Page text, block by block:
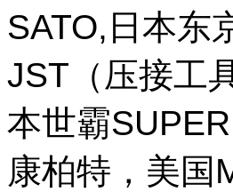
SATO,日本东
JST（压接工
本世霸
康柏特，美国